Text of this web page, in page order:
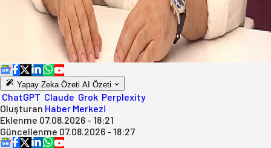
Yapay Zeka Özeti AI Özeti
ChatGPT Claude Grok Perplexity
Oluşturan Haber Merkezi
Eklenme 07.08.2026 - 18:21
Güncellenme 07.08.2026 - 18:27